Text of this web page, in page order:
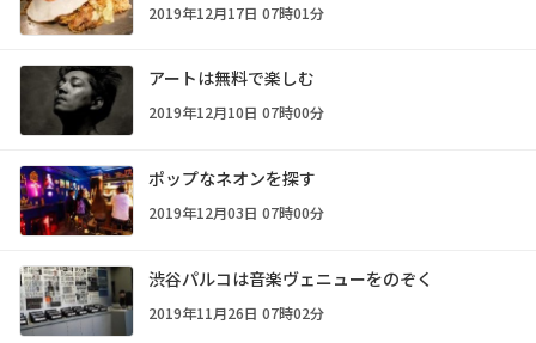
2019年12月17日 07時01分
アートは無料で楽しむ
2019年12月10日 07時00分
ポップなネオンを探す
2019年12月03日 07時00分
渋谷パルコは音楽ヴェニューをのぞく
2019年11月26日 07時02分